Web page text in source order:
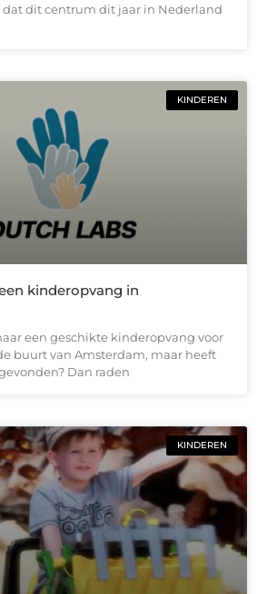
dit centrum dit jaar in Nederland
KINDEREN
kinderopvang in
een geschikte kinderopvang voor
buurt van Amsterdam, maar heeft
Dan raden
KINDEREN